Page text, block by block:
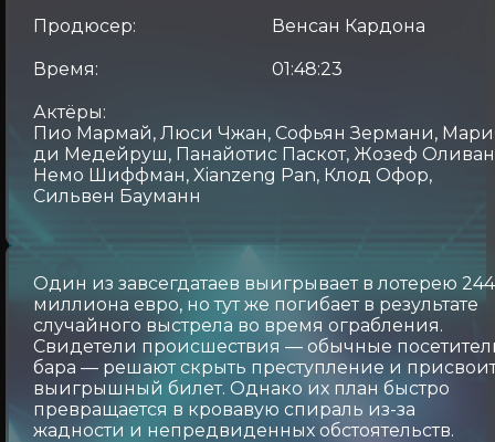
Продюсер: Венсан Кардона
Время: 01:48:23
Актёры:
Пио Мармай, Люси Чжан, Софьян Зермани,
ди Медейруш, Панайотис Паскот, Жозеф
Немо Шиффман, Xianzeng Pan, Клод Офор,
Сильвен Бауманн
Один из завсегдатаев выигрывает в лотерею 244
миллиона евро, но тут же погибает в результате
случайного выстрела во время ограбления.
Свидетели происшествия — обычные
бара — решают скрыть преступление и
выигрышный билет. Однако их план быстро
превращается в кровавую спираль из-за
жадности и непредвиденных обстоятельств.